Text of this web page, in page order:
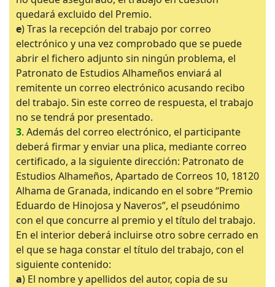
quedará excluido del Premio.
e) Tras la recepción del trabajo por correo
electrónico y una vez comprobado que se puede
abrir el fichero adjunto sin ningún problema, el
Patronato de Estudios Alhameños enviará al
remitente un correo electrónico acusando recibo
del trabajo. Sin este correo de respuesta, el trabajo
no se tendrá por presentado.
3. Además del correo electrónico, el participante
deberá firmar y enviar una plica, mediante correo
certificado, a la siguiente dirección: Patronato de
Estudios Alhameños, Apartado de Correos 10, 18120
Alhama de Granada, indicando en el sobre “Premio
Eduardo de Hinojosa y Naveros”, el pseudónimo
con el que concurre al premio y el título del trabajo.
En el interior deberá incluirse otro sobre cerrado en
el que se haga constar el título del trabajo, con el
siguiente contenido:
a) El nombre y apellidos del autor, copia de su